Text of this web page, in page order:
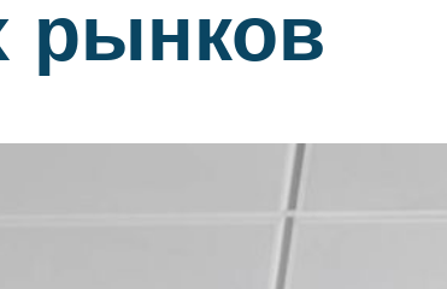
рынков